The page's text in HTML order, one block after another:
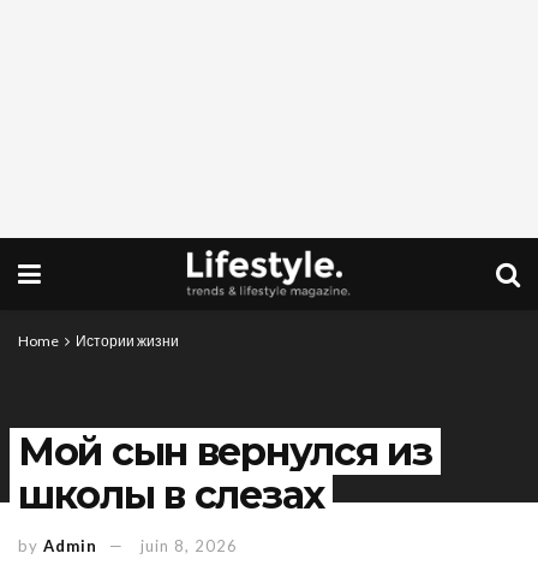
Home Истории жизни
Мой сын вернулся из
школы в слезах
by Admin juin 8, 2026